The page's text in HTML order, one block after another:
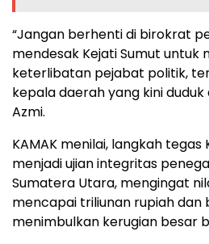
“Jangan berhenti di birokrat
mendesak Kejati Sumut untuk
keterlibatan pejabat politik,
kepala daerah yang kini duduk
Azmi.
KAMAK menilai, langkah tegas
menjadi ujian integritas
Sumatera Utara, mengingat
mencapai triliunan rupiah dan
menimbulkan kerugian besar